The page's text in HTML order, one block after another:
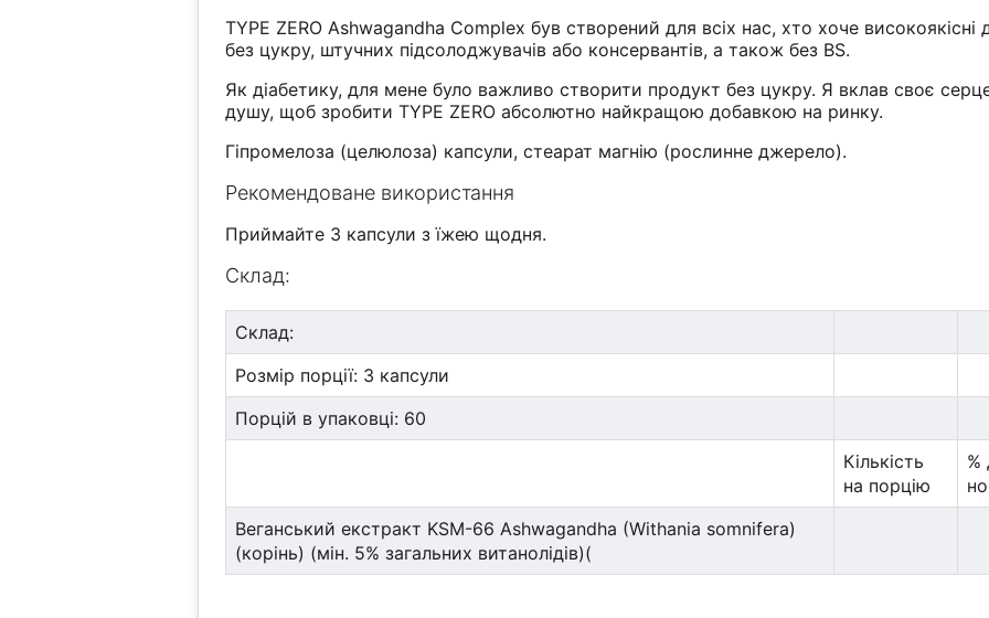
TYPE ZERO Ashwagandha Complex був створений для всіх нас, хто хоче високоякісні
без цукру, штучних підсолоджувачів або консервантів, а також без BS.
Як діабетику, для мене було важливо створити продукт без цукру. Я вклав своє
душу, щоб зробити TYPE ZERO абсолютно найкращою добавкою на ринку.
Гіпромелоза (целюлоза) капсули, стеарат магнію (рослинне джерело).
Рекомендоване використання
Приймайте 3 капсули з їжею щодня.
Склад:
Склад:
Розмір порції: 3 капсули
Порцій в упаковці: 60
Кількість
на порцію
%
Веганський екстракт KSM-66 Ashwagandha (Withania somnifera)
(корінь) (мін. 5% загальних витанолідів)(